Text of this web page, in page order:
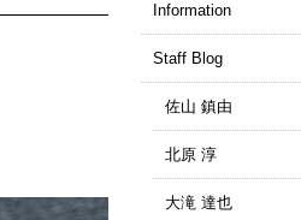
Information
Staff Blog
佐山 鎮由
北原 淳
大滝 達也